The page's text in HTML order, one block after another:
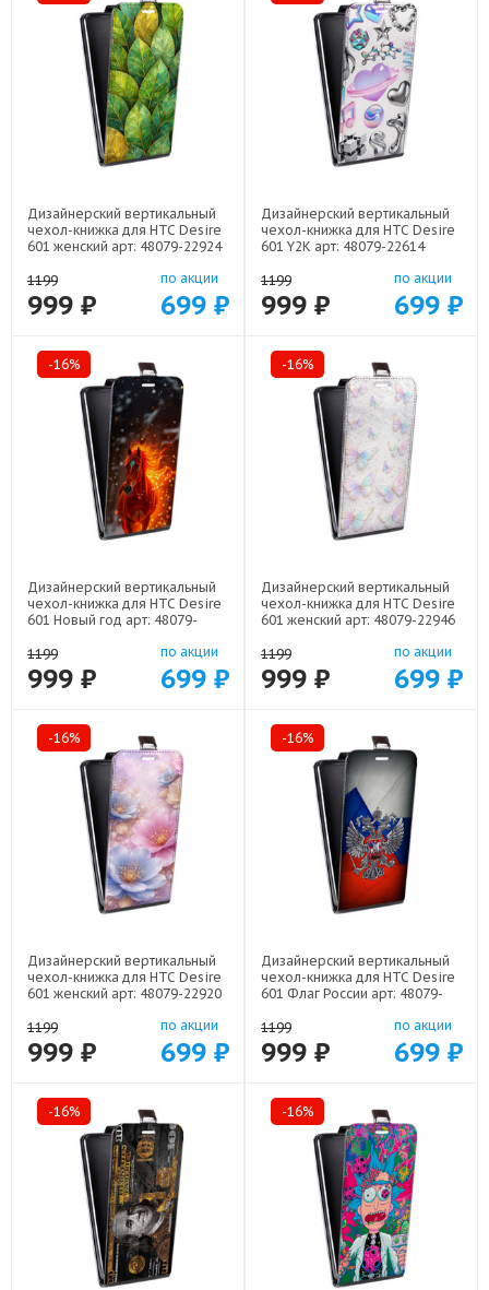
Дизайнерский вертикальный
чехол-книжка для HTC Desire
601 женский арт: 48079-22924
1199
999 ₽
по акции
699 ₽
Дизайнерский вертикальный
чехол-книжка для HTC Desire
601 Y2K арт: 48079-22614
1199
999 ₽
по акции
699 ₽
-16%
Дизайнерский вертикальный
чехол-книжка для HTC Desire
601 Новый год арт: 48079-
1199
999 ₽
по акции
699 ₽
-16%
Дизайнерский вертикальный
чехол-книжка для HTC Desire
601 женский арт: 48079-22946
1199
999 ₽
по акции
699 ₽
-16%
Дизайнерский вертикальный
чехол-книжка для HTC Desire
601 женский арт: 48079-22920
1199
999 ₽
по акции
699 ₽
-16%
Дизайнерский вертикальный
чехол-книжка для HTC Desire
601 Флаг России арт: 48079-
1199
999 ₽
по акции
699 ₽
-16% -16%